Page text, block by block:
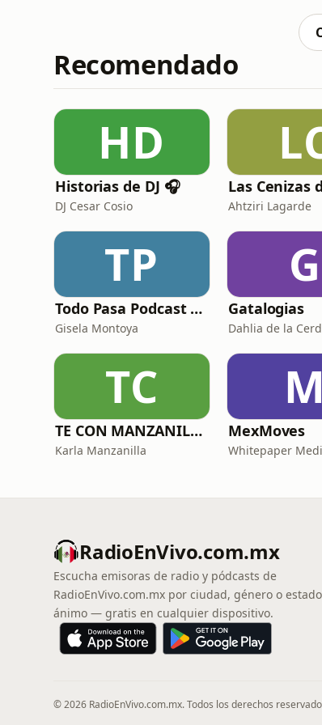
Recomendado
HD
Historias de DJ 🎧
DJ Cesar Cosio
Las Cenizas
Ahtziri Lagarde
TP
Todo Pasa Podcast por Gisela Montoya
Gisela Montoya
G
Gatalogias
Dahlia de la
TC
TE CON MANZANILLA. Para sanar tu relación con la comida, el cuerpo y el alma.
Karla Manzanilla
M
MexMoves
Whitepaper
RadioEnVivo.com.mx
Escucha emisoras de radio y pódcasts de
RadioEnVivo.com.mx por ciudad, género o
ánimo — gratis en cualquier dispositivo.
© 2026 RadioEnVivo.com.mx. Todos los derechos